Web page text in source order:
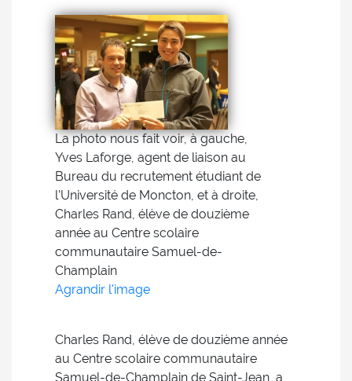
La photo nous fait voir, à gauche,
Yves Laforge, agent de liaison au
Bureau du recrutement étudiant de
l’Université de Moncton, et à droite,
Charles Rand, élève de douzième
année au Centre scolaire
communautaire Samuel-de-
Champlain
Agrandir l'image
Charles Rand, élève de douzième année
au Centre scolaire communautaire
Samuel-de-Champlain de Saint-Jean, a